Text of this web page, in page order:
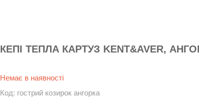
КЕПІ ТЕПЛА КАРТУЗ KENT&AVER,
Немає в наявності
Код: гострий козирок ангорка